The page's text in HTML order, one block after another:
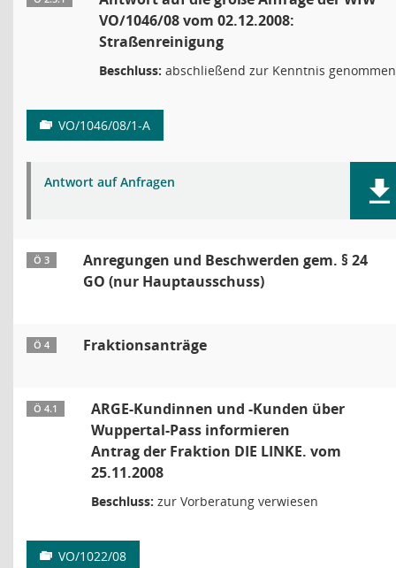
VO/1046/08 vom 02.12.2008:
Straßenreinigung
Beschluss: abschließend zur Kenntnis genommen
VO/1046/08/1-A
Antwort auf Anfragen
Ö 3
Anregungen und Beschwerden gem. § 24
GO (nur Hauptausschuss)
Ö 4 Fraktionsanträge
Ö 4.1
ARGE-Kundinnen und -Kunden über
Wuppertal-Pass informieren
Antrag der Fraktion DIE LINKE. vom
25.11.2008
Beschluss: zur Vorberatung verwiesen
VO/1022/08